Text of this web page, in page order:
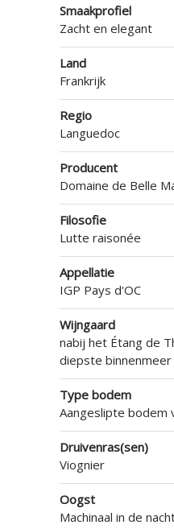
Smaakprofiel
Zacht en elegant
Land
Frankrijk
Regio
Languedoc
Producent
Domaine de Belle
Filosofie
Lutte raisonée
Appellatie
IGP Pays d'OC
Wijngaard
nabij het Étang de
diepste
Type bodem
Aangeslipte bodem
Druivenras(sen)
Viognier
Oogst
Machinaal in de